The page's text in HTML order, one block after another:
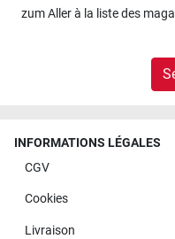
zumAller à la liste des
INFORMATIONS LÉGALES
CGV
Cookies
Livraison